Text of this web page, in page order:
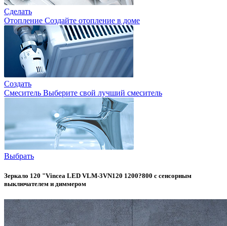
Сделать
Отопление Создайте отопление в доме
Создать
Смеситель Выберите свой лучший смеситель
Выбрать
Зеркало 120 "Vincea LED VLM-3VN120 1200?800 c сенсорным
выключателем и диммером